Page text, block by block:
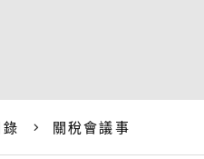
關稅會議事